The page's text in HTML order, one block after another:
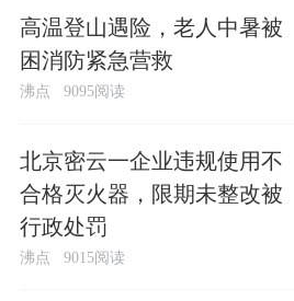
高温登山遇险，老人中暑被
困消防紧急营救
沸点 9095阅读
北京密云一企业违规使用不
合格灭火器，限期未整改被
行政处罚
沸点 9015阅读